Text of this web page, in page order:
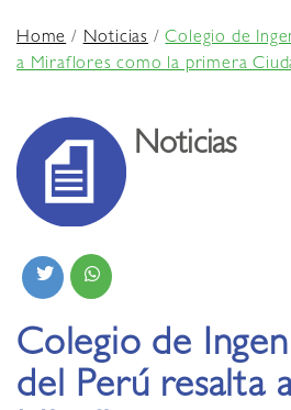
Home/Noticias /Colegio de
a Miraflores como la primera
Noticias
Colegio de
del Perú resalta